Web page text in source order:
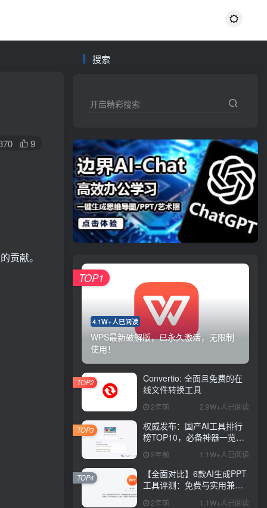
9
贡献。
搜索
开启精彩搜索
4.1W+人已阅读
WPS最新破解版，已永久激活，无限制
使用！
TOP1
Convertio: 全面且免费的在
线文件转换工具
2年前 2.9W+人已阅读
TOP2
权威发布：国产AI工具排行
榜TOP10，必备神器一览无
2年前 1.1W+人已阅读
TOP3
【全面对比】6款AI生成PPT
工具评测：免费与实用兼
具，哪款更胜一筹？
2年前 1.1W+人已阅读
TOP4